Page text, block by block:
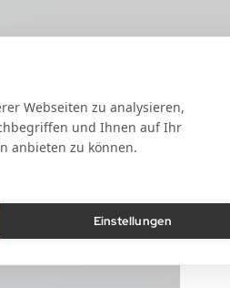
Webseiten zu analysieren,
und Ihnen auf Ihr
anbieten zu können.
Einstellungen